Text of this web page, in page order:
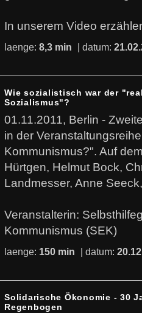
In unserem Video
laenge: 8,3 min | datum:
Wie sozialistisch war der
Sozialismus"?
01.11.2011, Berlin -
in der
Kommunismus?". Auf
Hürtgen, Helmut Bock,
Landmesser, Anne
Veranstalterin:
Kommunismus (SEK)
laenge: 150 min | datum:
Solidarische Ökonomie - 30
Regenbogen